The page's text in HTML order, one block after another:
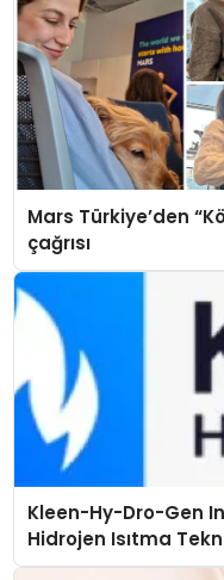
Mars Türkiye’den
çağrısı
Kleen-Hy-Dro-Gen
Hidrojen Isıtma
Düzenleyici